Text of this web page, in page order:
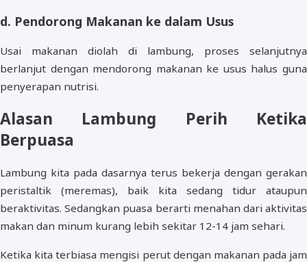
d. Pendorong Makanan ke dalam Usus
Usai makanan diolah di lambung, proses selanjutnya
berlanjut dengan mendorong makanan ke usus halus guna
penyerapan nutrisi.
Alasan Lambung Perih Ketika
Berpuasa
Lambung kita pada dasarnya terus bekerja dengan gerakan
peristaltik (meremas), baik kita sedang tidur ataupun
beraktivitas. Sedangkan puasa berarti menahan dari aktivitas
makan dan minum kurang lebih sekitar 12-14 jam sehari.
Ketika kita terbiasa mengisi perut dengan makanan pada jam